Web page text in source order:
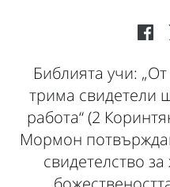
Библията учи:
трима свидетели
работа“ (2
Мормон
свидетелство